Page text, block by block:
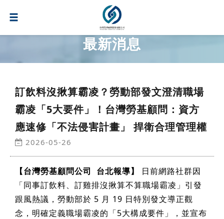
最新消息
訂飲料沒揪算霸凌？勞動部發文澄清職場
霸凌「5大要件」！台灣勞基顧問：資方
應速修「不法侵害計畫」 捍衛合理管理權
2026-05-26
【台灣勞基顧問公司 台北報導】
日前網路社群因
「同事訂飲料、訂雞排沒揪算不算職場霸凌」引發
跟風熱議，勞動部於 5 月 19 日特別發文導正觀
念，明確定義職場霸凌的「5大構成要件」，並宣布